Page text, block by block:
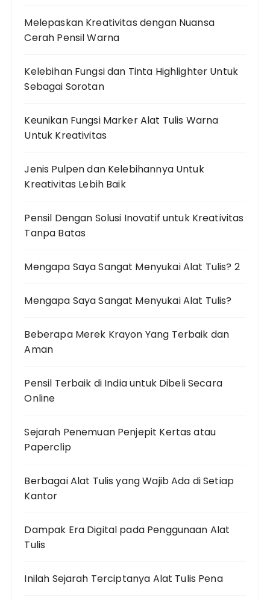
Melepaskan Kreativitas dengan Nuansa
Cerah Pensil Warna
Kelebihan Fungsi dan Tinta Highlighter Untuk
Sebagai Sorotan
Keunikan Fungsi Marker Alat Tulis Warna
Untuk Kreativitas
Jenis Pulpen dan Kelebihannya Untuk
Kreativitas Lebih Baik
Pensil Dengan Solusi Inovatif untuk Kreativitas
Tanpa Batas
Mengapa Saya Sangat Menyukai Alat Tulis? 2
Mengapa Saya Sangat Menyukai Alat Tulis?
Beberapa Merek Krayon Yang Terbaik dan
Aman
Pensil Terbaik di India untuk Dibeli Secara
Online
Sejarah Penemuan Penjepit Kertas atau
Paperclip
Berbagai Alat Tulis yang Wajib Ada di Setiap
Kantor
Dampak Era Digital pada Penggunaan Alat
Tulis
Inilah Sejarah Terciptanya Alat Tulis Pena